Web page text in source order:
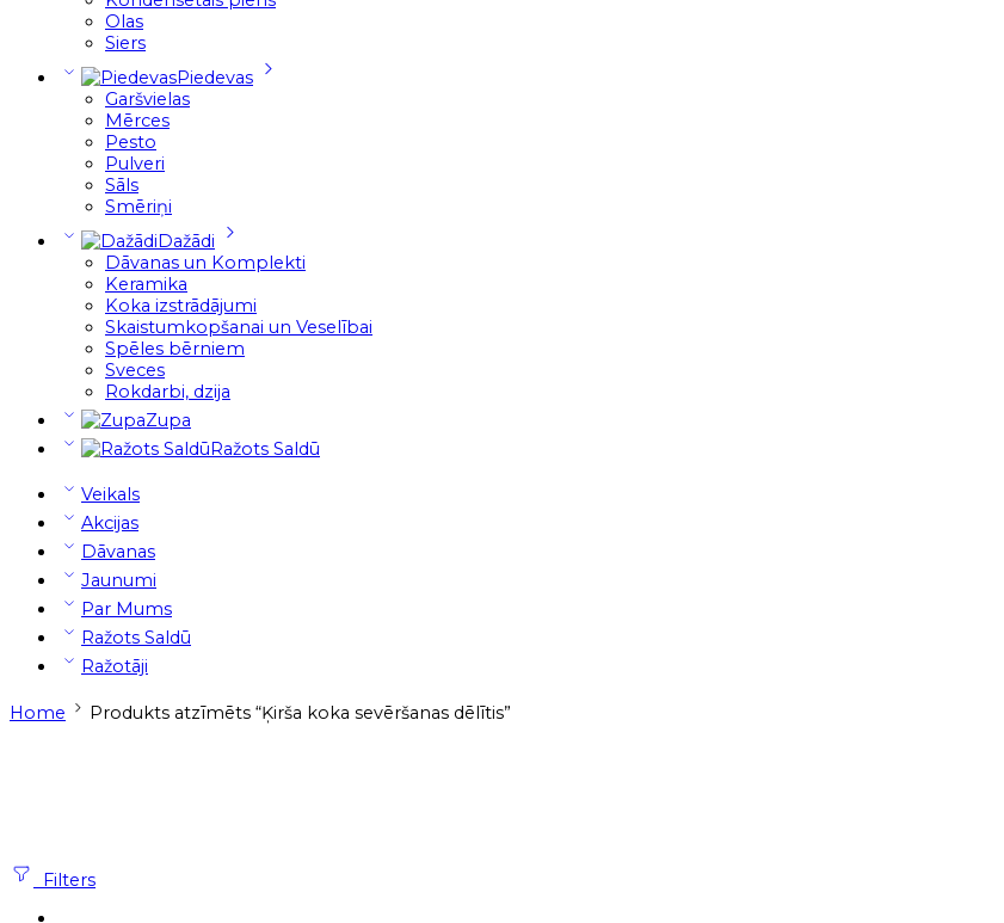
Olas
Siers
Piedevas
Garšvielas
Mērces
Pesto
Pulveri
Sāls
Smēriņi
Dažādi
Dāvanas un Komplekti
Keramika
Koka izstrādājumi
Skaistumkopšanai un Veselībai
Spēles bērniem
Sveces
Rokdarbi, dzija
Zupa
Ražots Saldū
Veikals
Akcijas
Dāvanas
Jaunumi
Par Mums
Ražots Saldū
Ražotāji
Home Produkts atzīmēts “Ķirša koka sevēršanas dēlītis”
Filters